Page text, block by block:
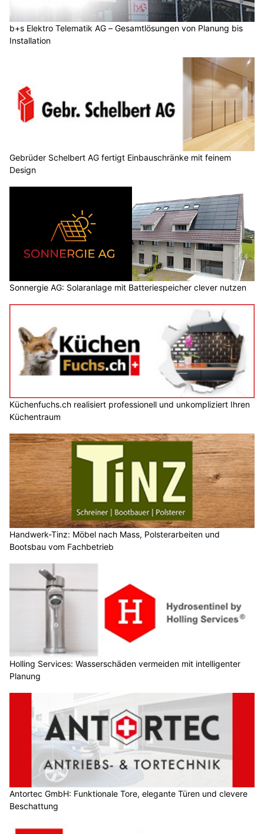
b+s Elektro Telematik AG – Gesamtlösungen von Planung bis
Installation
Gebrüder Schelbert AG fertigt Einbauschränke mit feinem
Design
Sonnergie AG: Solaranlage mit Batteriespeicher clever nutzen
Küchenfuchs.ch realisiert professionell und unkompliziert Ihren
Küchentraum
Handwerk-Tinz: Möbel nach Mass, Polsterarbeiten und
Bootsbau vom Fachbetrieb
Holling Services: Wasserschäden vermeiden mit intelligenter
Planung
Antortec GmbH: Funktionale Tore, elegante Türen und clevere
Beschattung